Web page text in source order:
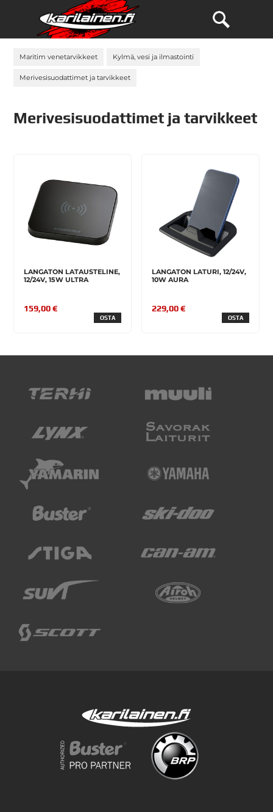
Maritim venetarvikkeet Kylmä, vesi ja ilmastointi
Merivesisuodattimet ja tarvikkeet
Merivesisuodattimet ja tarvikkeet
LANGATON LATAUSTELINE,
12/24V, 15W ULTRA
159,00 €
OSTA
LANGATON LATURI, 12/24V,
10W AURA
229,00 €
OSTA